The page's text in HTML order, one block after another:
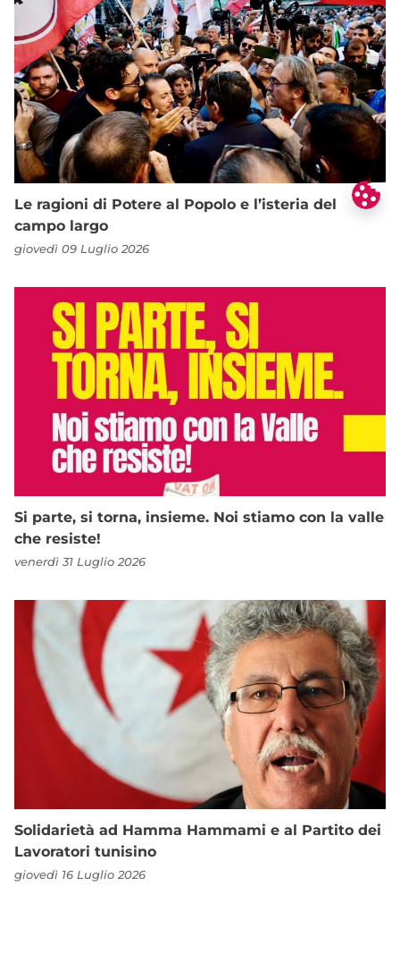
Le ragioni di Potere al Popolo e l’isteria del
campo largo
giovedì 09 Luglio 2026
Si parte, si torna, insieme. Noi stiamo con la valle
che resiste!
venerdì 31 Luglio 2026
Solidarietà ad Hamma Hammami e al Partito dei
Lavoratori tunisino
giovedì 16 Luglio 2026